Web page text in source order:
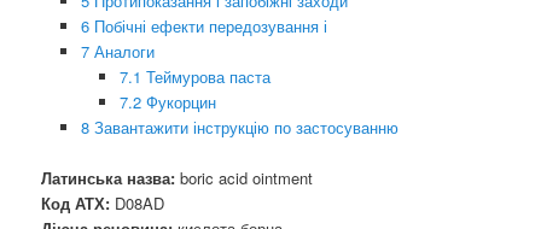
6 Побічні ефекти передозування і
7 Аналоги
7.1 Теймурова паста
7.2 Фукорцин
8 Завантажити інструкцію по застосуванню
Латинська назва:boric acid ointment
Код АТХ: D08AD